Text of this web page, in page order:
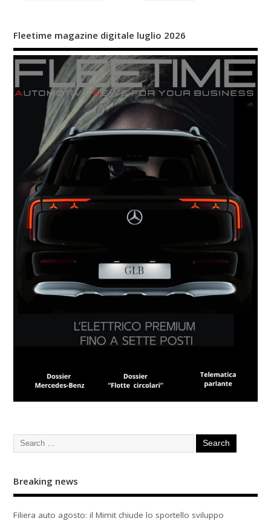
Fleetime magazine digitale luglio 2026
Breaking news
Filiera auto agosto: il Mimit chiude lo sportello sviluppo